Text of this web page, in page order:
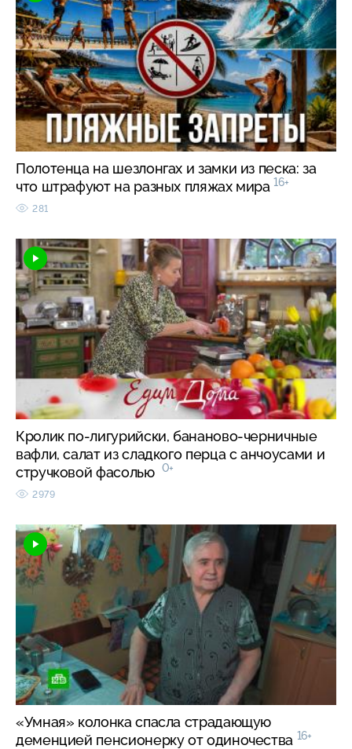
Полотенца на шезлонгах и замки из песка: за
что штрафуют на разных пляжах мира 16+
281
Кролик по-лигурийски, бананово-черничные
вафли, салат из сладкого перца с анчоусами и
стручковой фасолью 0+
2979
«Умная» колонка спасла страдающую
деменцией пенсионерку от одиночества 16+